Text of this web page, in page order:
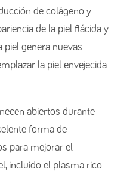
de colágeno y
de la piel flácida y
piel genera nuevas
la piel envejecida
abiertos durante
forma de
para mejorar el
incluido el plasma rico